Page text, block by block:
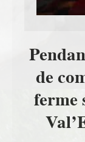
de
ferme